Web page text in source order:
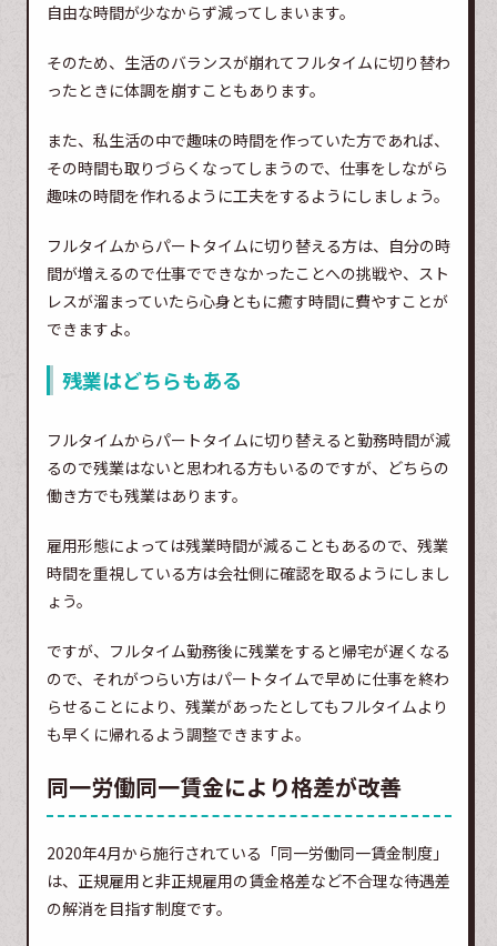
自由な時間が少なからず減ってしまいます。
そのため、生活のバランスが崩れてフルタイムに切り替わ
ったときに体調を崩すこともあります。
また、私生活の中で趣味の時間を作っていた方であれば、
その時間も取りづらくなってしまうので、仕事をしながら
趣味の時間を作れるように工夫をするようにしましょう。
フルタイムからパートタイムに切り替える方は、自分の時
間が増えるので仕事でできなかったことへの挑戦や、スト
レスが溜まっていたら心身ともに癒す時間に費やすことが
できますよ。
残業はどちらもある
フルタイムからパートタイムに切り替えると勤務時間が減
るので残業はないと思われる方もいるのですが、どちらの
働き方でも残業はあります。
雇用形態によっては残業時間が減ることもあるので、残業
時間を重視している方は会社側に確認を取るようにしまし
ょう。
ですが、フルタイム勤務後に残業をすると帰宅が遅くなる
ので、それがつらい方はパートタイムで早めに仕事を終わ
らせることにより、残業があったとしてもフルタイムより
も早くに帰れるよう調整できますよ。
同一労働同一賃金により格差が改善
2020年4月から施行されている「同一労働同一賃金制度」
は、正規雇用と非正規雇用の賃金格差など不合理な待遇差
の解消を目指す制度です。